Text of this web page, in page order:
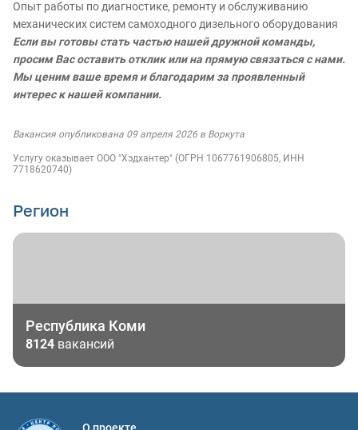
Опыт работы по диагностике, ремонту и обслуживанию
механических систем самоходного дизельного оборудования
Если вы готовы стать частью нашей дружной команды,
просим Вас оставить отклик или на прямую связаться с нами.
Мы ценим ваше время и благодарим за проявленный
интерес к нашей компании.
Вакансия опубликована 09 апреля 2026 в Воркута
Услугу оказывает ООО "Хэдхантер" (ОГРН 1067761906805, ИНН
7718620740)
Регион
Республика Коми
8124 вакансий